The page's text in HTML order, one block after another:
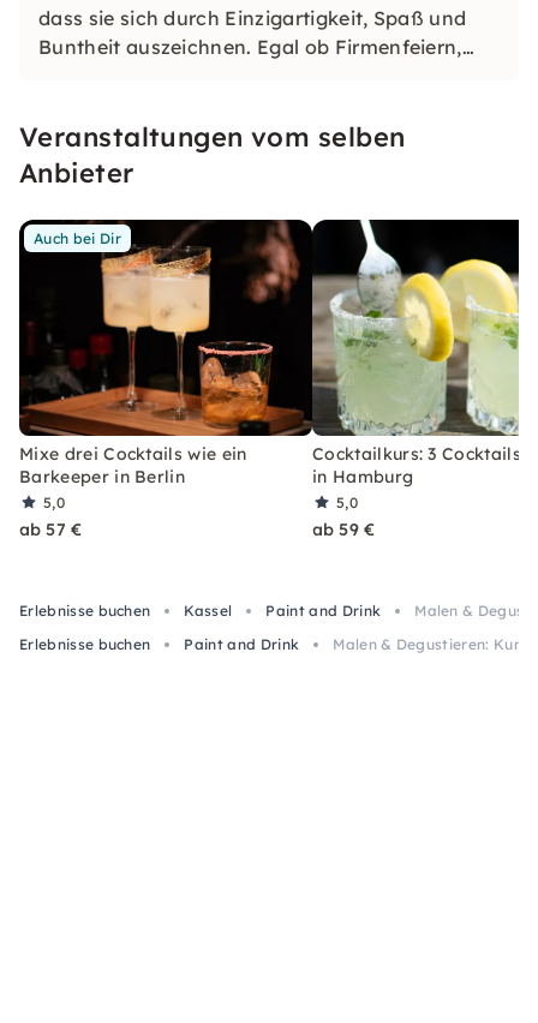
dass sie sich durch Einzigartigkeit, Spaß und
Buntheit auszeichnen. Egal ob Firmenfeiern,
erleben, welches Du so schnell nicht vergessen
wirst.
Veranstaltungen vom selben
Anbieter
Auch bei Dir
Mixe drei Cocktails wie ein
Barkeeper in Berlin
5,0
ab 57 €
Cocktailkurs: 3 Cocktails
in Hamburg
5,0
ab 59 €
Erlebnisse buchen Kassel Paint and Drink
Malen &
Erlebnisse buchen
Paint and Drink Malen & Degustieren: